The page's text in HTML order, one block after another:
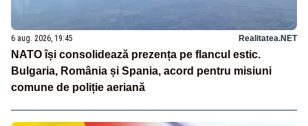
6 aug. 2026, 19:45 Realitatea.NET
NATO își consolidează prezența pe flancul estic.
Bulgaria, România și Spania, acord pentru misiuni
comune de poliție aeriană